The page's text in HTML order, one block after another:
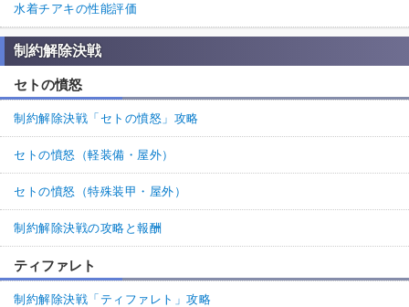
水着チアキの性能評価
制約解除決戦
セトの憤怒
制約解除決戦「セトの憤怒」攻略
セトの憤怒（軽装備・屋外）
セトの憤怒（特殊装甲・屋外）
制約解除決戦の攻略と報酬
ティファレト
制約解除決戦「ティファレト」攻略